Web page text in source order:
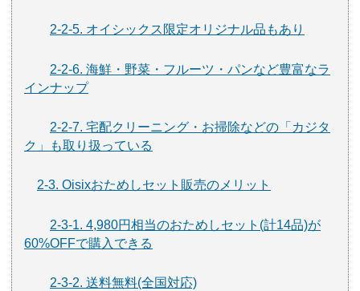
2-2-5. オイシックス限定オリジナル品もあり
2-2-6. 海鮮・野菜・フルーツ・パンなど豊富なラ
インナップ
2-2-7. 宅配クリーニング・お掃除などの「カジタ
ク」も取り扱っている
2-3. Oisixおためしセット販売のメリット
2-3-1. 4,980円相当のおためしセット(計14品)が
60%OFFで購入できる
2-3-2. 送料無料(全国対応)